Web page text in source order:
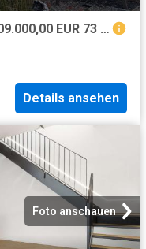
Haus zum Kaufen in Stuttgart 609.000,00 EUR 73 m²
Details ansehen
Foto anschauen